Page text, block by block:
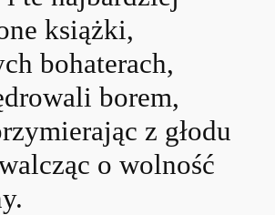
książki,
bohaterach,
borem,
z głodu
o wolność